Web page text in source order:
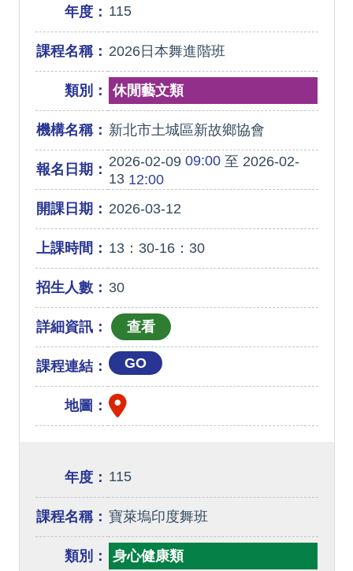
年度： 115
課程名稱： 2026日本舞進階班
類別： 休閒藝文類
機構名稱： 新北市土城區新故鄉協會
報名日期： 2026-02-0909:00至 2026-02-
1312:00
開課日期： 2026-03-12
上課時間： 13：30-16：30
招生人數： 30
詳細資訊：
課程連結： GO
地圖：
年度： 115
課程名稱： 寶萊塢印度舞班
類別： 身心健康類